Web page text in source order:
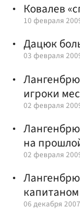
Ковалев
10 февраля
Дацюк
03 февраля
игроки
02 февраля
на
02 февраля
06 декабря